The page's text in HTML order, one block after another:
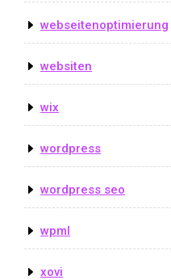
webseitenoptimierung
websiten
wix
wordpress
wordpress seo
wpml
xovi